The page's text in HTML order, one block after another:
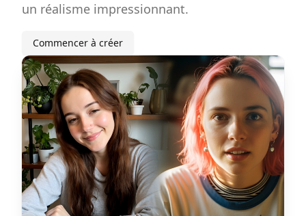
un réalisme impressionnant.
Commencer à créer